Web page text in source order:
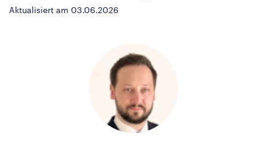
Aktualisiert am 03.06.2026